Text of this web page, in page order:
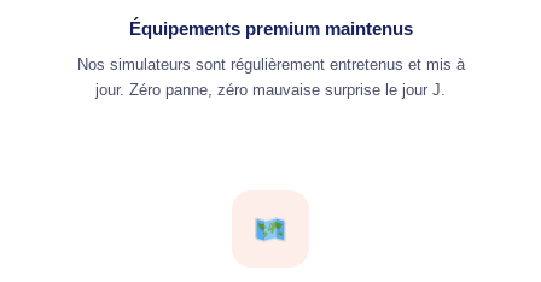
Équipements premium maintenus
Nos simulateurs sont régulièrement entretenus et mis à
jour. Zéro panne, zéro mauvaise surprise le jour J.